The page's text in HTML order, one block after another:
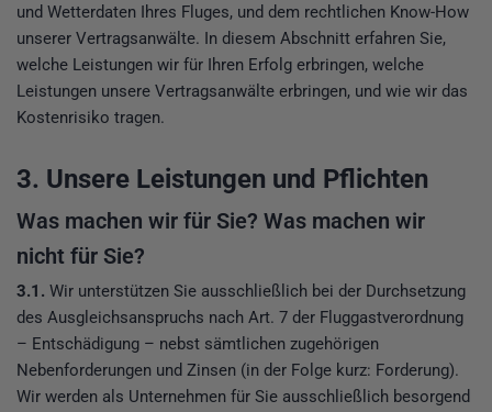
und Wetterdaten Ihres Fluges, und dem rechtlichen Know-How
unserer Vertragsanwälte. In diesem Abschnitt erfahren Sie,
welche Leistungen wir für Ihren Erfolg erbringen, welche
Leistungen unsere Vertragsanwälte erbringen, und wie wir das
Kostenrisiko tragen.
3. Unsere Leistungen und Pflichten
Was machen wir für Sie? Was machen wir
nicht für Sie?
3.1. Wir unterstützen Sie ausschließlich bei der Durchsetzung
des Ausgleichsanspruchs nach Art. 7 der Fluggastverordnung
– Entschädigung – nebst sämtlichen zugehörigen
Nebenforderungen und Zinsen (in der Folge kurz: Forderung).
Wir werden als Unternehmen für Sie ausschließlich besorgend